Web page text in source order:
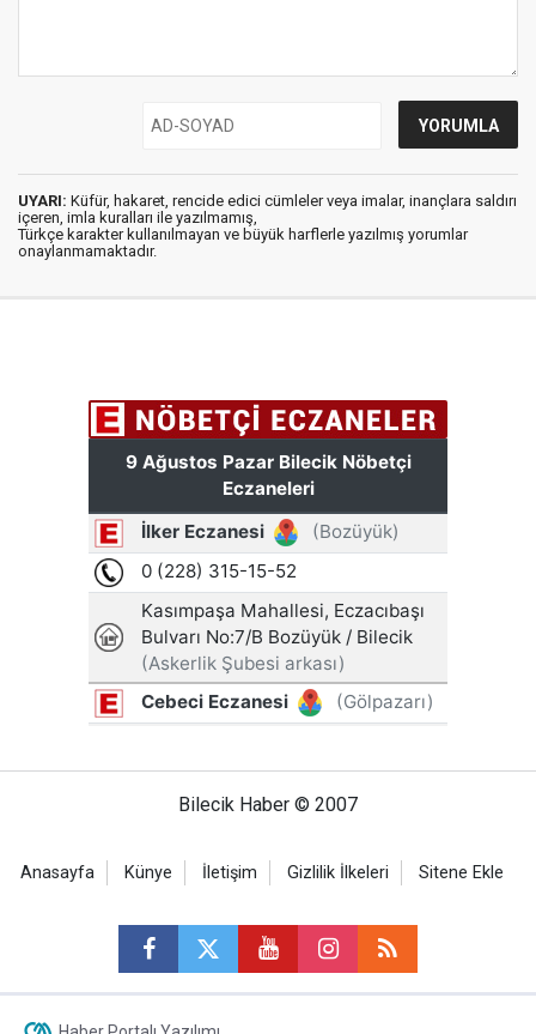
UYARI: Küfür, hakaret, rencide edici cümleler veya imalar, inançlara saldırı
içeren, imla kuralları ile yazılmamış,
Türkçe karakter kullanılmayan ve büyük harflerle yazılmış yorumlar
onaylanmamaktadır.
Bilecik Haber © 2007
Anasayfa Künye İletişim Gizlilik İlkeleri Sitene Ekle